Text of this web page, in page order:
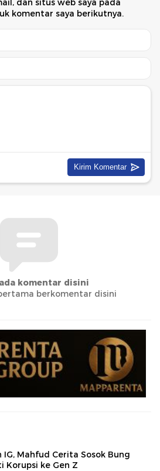
dan situs web saya pada
komentar saya berikutnya.
komentar disini
berkomentar disini
IG, Mahfud Cerita Sosok Bung
Korupsi ke Gen Z